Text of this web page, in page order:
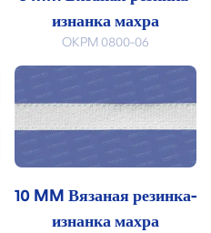
изнанка махра
OKPM 0800-06
10 MM Вязаная резинка-
изнанка махра